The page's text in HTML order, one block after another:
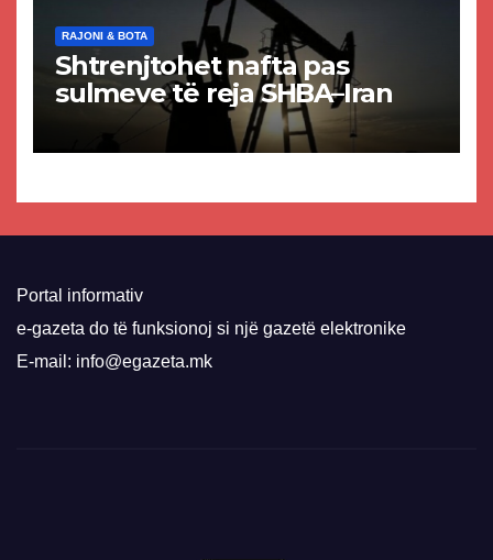
RAJONI & BOTA
Shtrenjtohet nafta pas
sulmeve të reja SHBA–Iran
Portal informativ
e-gazeta do të funksionoj si një gazetë elektronike
E-mail: info@egazeta.mk